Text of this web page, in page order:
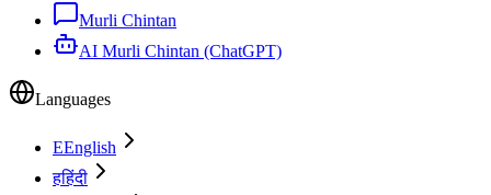
Murli Chintan
AI Murli Chintan (ChatGPT)
Languages
EEnglish
हहिंदी